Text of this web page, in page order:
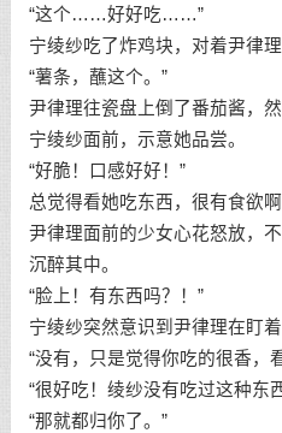
“这个……好好吃……”
宁绫纱吃了炸鸡块，对着尹律理
“薯条，蘸这个。”
尹律理往瓷盘上倒了番茄酱，
宁绫纱面前，示意她品尝。
“好脆！口感好好！”
总觉得看她吃东西，很有食欲啊
尹律理面前的少女心花怒放，
沉醉其中。
“脸上！有东西吗？！”
宁绫纱突然意识到尹律理在盯
“没有，只是觉得你吃的很香，
“很好吃！绫纱没有吃过这种东
“那就都归你了。”